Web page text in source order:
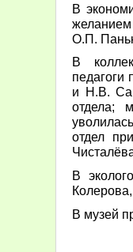
В
О.П.
В
педагоги
и Н.В.
отдела;
отдел
В
В музей